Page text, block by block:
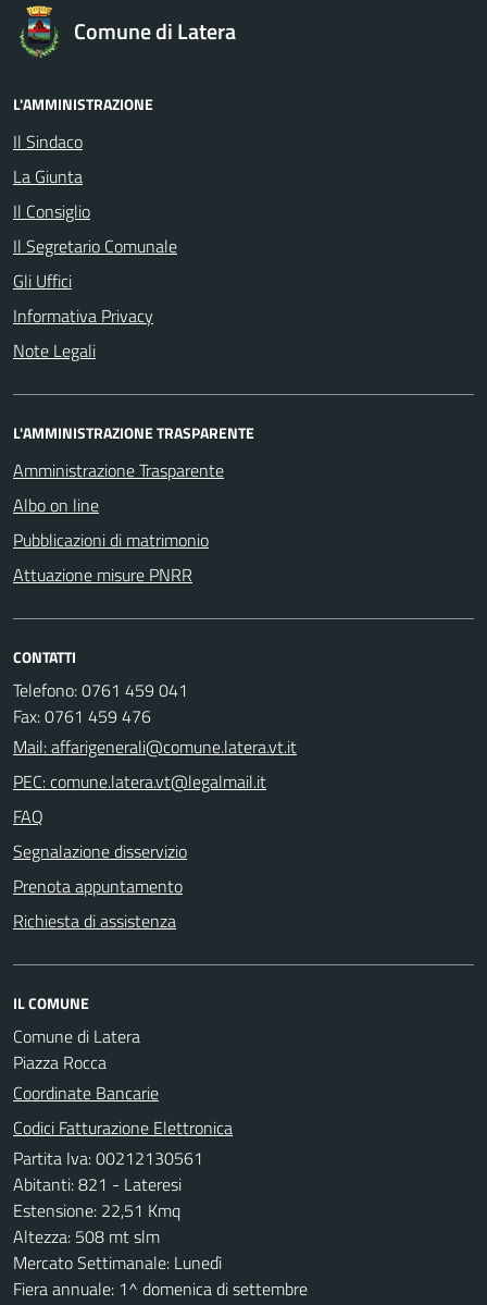
Comune di Latera
L'AMMINISTRAZIONE
Il Sindaco
La Giunta
Il Consiglio
Il Segretario Comunale
Gli Uffici
Informativa Privacy
Note Legali
L'AMMINISTRAZIONE TRASPARENTE
Amministrazione Trasparente
Albo on line
Pubblicazioni di matrimonio
Attuazione misure PNRR
CONTATTI
Telefono: 0761 459 041
Fax: 0761 459 476
Mail: affarigenerali@comune.latera.vt.it
PEC: comune.latera.vt@legalmail.it
FAQ
Segnalazione disservizio
Prenota appuntamento
Richiesta di assistenza
IL COMUNE
Comune di Latera
Piazza Rocca
Coordinate Bancarie
Codici Fatturazione Elettronica
Partita Iva: 00212130561
Abitanti: 821 - Lateresi
Estensione: 22,51 Kmq
Altezza: 508 mt slm
Mercato Settimanale: Lunedì
Fiera annuale: 1^ domenica di settembre